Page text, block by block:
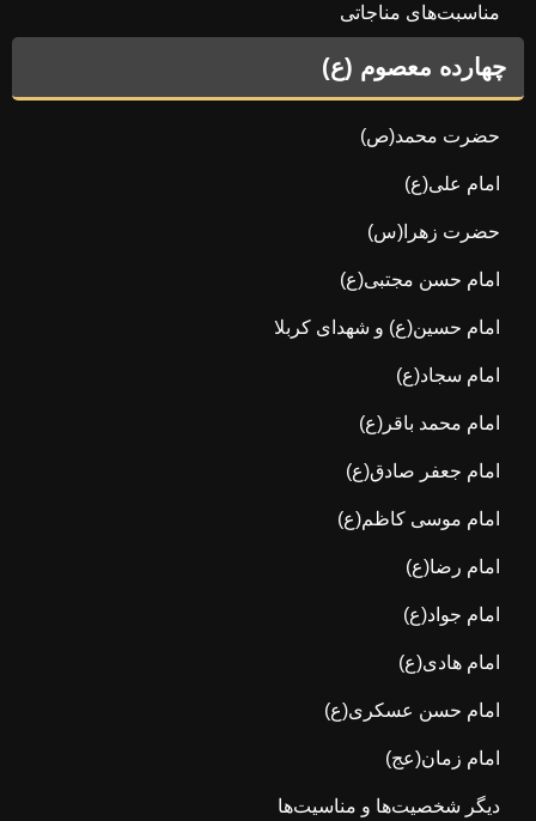
مناسبت‌های مناجاتی
چهارده معصوم (ع)
حضرت محمد(ص)
امام علی(ع)
حضرت زهرا(س)
امام حسن مجتبی(ع)
امام حسین(ع) و شهدای کربلا
امام سجاد(ع)
امام محمد باقر(ع)
امام جعفر صادق(ع)
امام موسی کاظم(ع)
امام رضا(ع)
امام جواد(ع)
امام هادی(ع)
امام حسن عسکری(ع)
امام زمان(عج)
دیگر شخصیت‌ها و مناسیت‌ها